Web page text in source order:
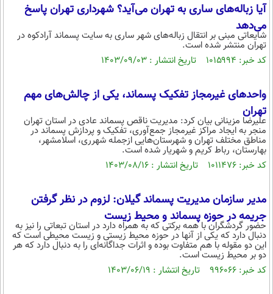
آیا زباله‌های ساری به تهران می‌آید؟ شهرداری تهران پاسخ
می‌دهد
شایعاتی مبنی بر انتقال زباله‌های شهر ساری به سایت پسماند آرادکوه در
تهران منتشر شده است.
کد خبر: ۱۰۱۵۹۹۴ تاریخ انتشار : ۱۴۰۳/۰۹/۰۳
واحدهای غیرمجاز تفکیک پسماند، یکی از چالش‌های مهم
تهران
علیرضا مزینانی بیان کرد: مدیریت ناقص پسماند عادی در استان تهران
منجر به ایجاد مراکز غیرمجاز جمع‌آوری، تفکیک و پردازش پسماند در
مناطق مختلف تهران و شهرستان‌هایی ازجمله شهرری، اسلامشهر،
بهارستان، رباط‌ کریم و شهریار شده است.
کد خبر: ۱۰۱۱۴۷۶ تاریخ انتشار : ۱۴۰۳/۰۸/۱۶
مدیر سازمان مدیریت پسماند گیلان: لزوم در نظر گرفتن
جریمه در حوزه پسماند و محیط زیست
حضور گردشگران با همه برکتی که به همراه دارد در استان تبعاتی را نیز به
دنبال دارد که یکی از آنها در حوزه محیط زیستی و زیست محیطی است که
این دو مقوله با هم متفاوت بوده و اثرات جداگانه‌ای را به دنبال دارد که هر
دو بر محیط‌ زیست است.
کد خبر: ۹۹۶۰۶۶ تاریخ انتشار : ۱۴۰۳/۰۶/۱۹